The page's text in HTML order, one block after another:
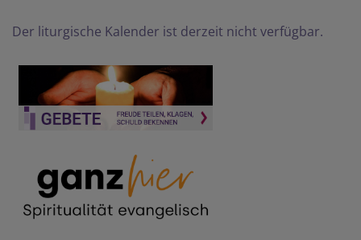
Der liturgische Kalender ist derzeit nicht verfügbar.